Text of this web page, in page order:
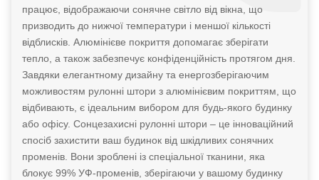
працює, відображаючи сонячне світло від вікна, що
призводить до нижчої температури і меншої кількості
відблисків. Алюмінієве покриття допомагає зберігати
тепло, а також забезпечує конфіденційність протягом дня.
Завдяки елегантному дизайну та енергозберігаючим
можливостям рулонні штори з алюмінієвим покриттям, що
відбивають, є ідеальним вибором для будь-якого будинку
або офісу. Сонцезахисні рулонні штори – це інноваційний
спосіб захистити ваш будинок від шкідливих сонячних
променів. Вони зроблені із спеціальної тканини, яка
блокує 99% УФ-променів, зберігаючи у вашому будинку